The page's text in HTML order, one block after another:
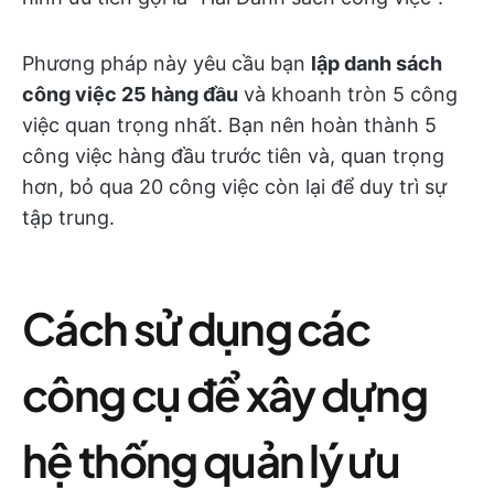
Phương pháp này yêu cầu bạn lập danh sách
công việc 25 hàng đầu và khoanh tròn 5 công
việc quan trọng nhất. Bạn nên hoàn thành 5
công việc hàng đầu trước tiên và, quan trọng
hơn, bỏ qua 20 công việc còn lại để duy trì sự
tập trung.
Cách sử dụng các
công cụ để xây dựng
hệ thống quản lý ưu